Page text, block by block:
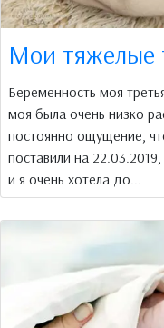
Мои тяжелые
Беременность моя
моя была очень низко
постоянно ощущение,
поставили на
и я очень хотела до...